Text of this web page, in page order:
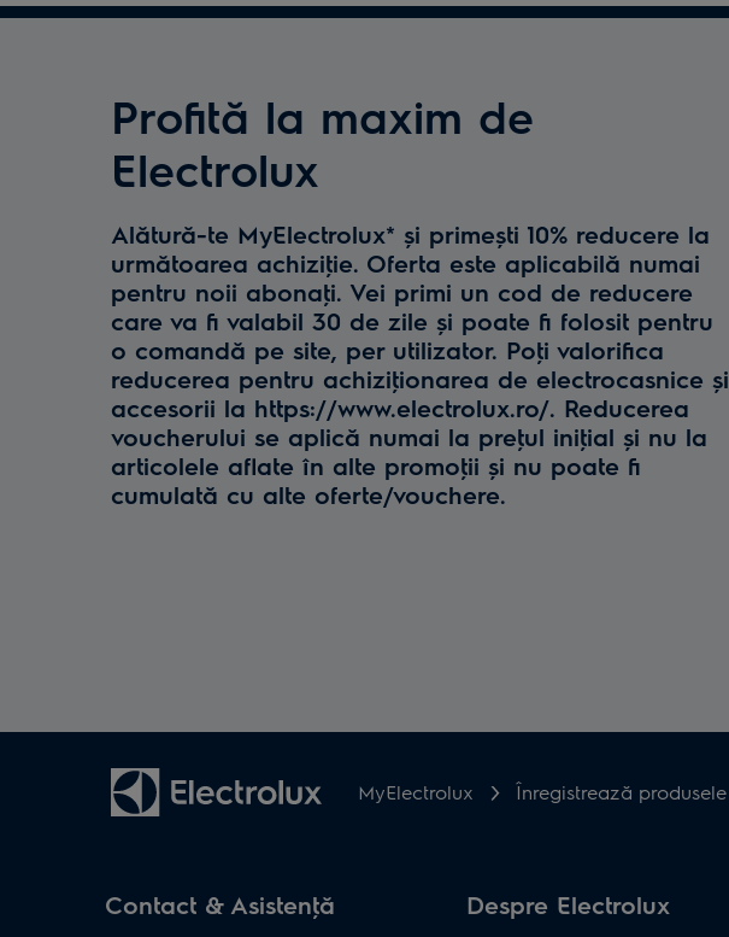
Profită la maxim de
Electrolux
Alătură-te MyElectrolux* și primești 10% reducere la
următoarea achiziţie. Oferta este aplicabilă numai
pentru noii abonaţi. Vei primi un cod de reducere
care va fi valabil 30 de zile și poate fi folosit pentru
o comandă pe site, per utilizator. Poţi valorifica
reducerea pentru achiziţionarea de electrocasnice și
accesorii la https://www.electrolux.ro/. Reducerea
voucherului se aplică numai la preţul iniţial și nu la
articolele aflate în alte promoţii și nu poate fi
cumulată cu alte oferte/vouchere.
MyElectrolux Înregistrează produsele
Contact & Asistenţă Despre Electrolux